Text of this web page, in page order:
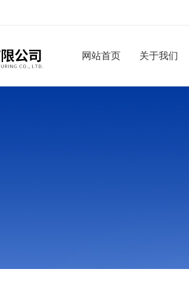
网站首页 关于我们